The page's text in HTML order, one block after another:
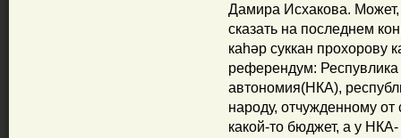
Дамира Исхакова.
сказать на последнем
каһәр суккан прохорову
референдум: Респувлика
автономия(НКА),
народу, отчужденному от
какой-то бюджет, а у